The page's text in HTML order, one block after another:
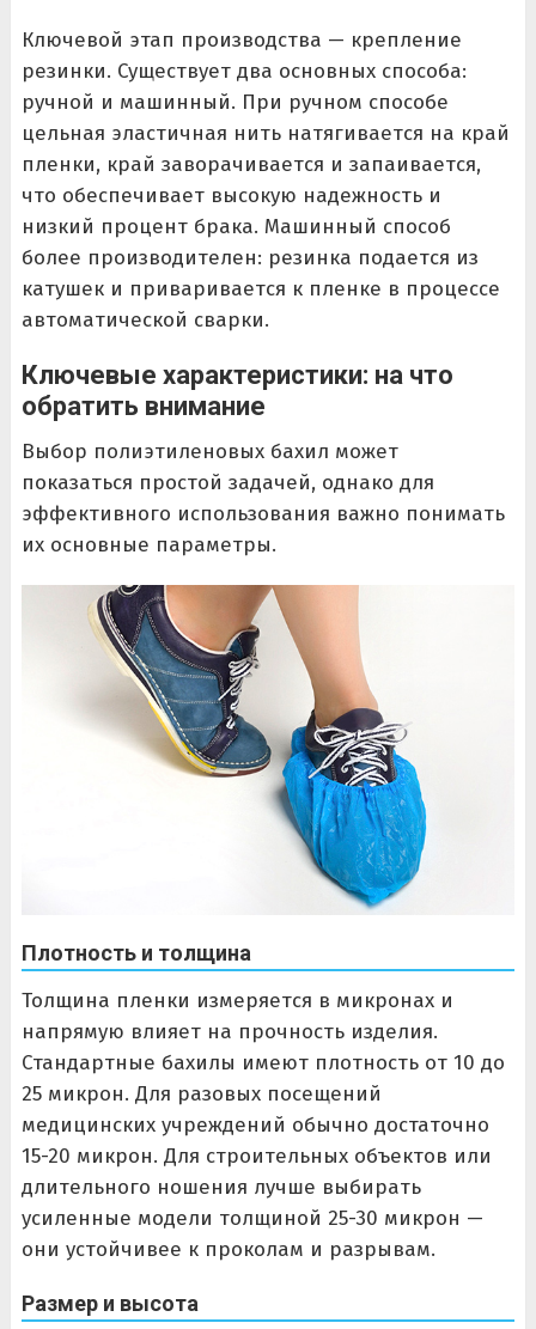
Ключевой этап производства — крепление
резинки. Существует два основных способа:
ручной и машинный. При ручном способе
цельная эластичная нить натягивается на край
пленки, край заворачивается и запаивается,
что обеспечивает высокую надежность и
низкий процент брака. Машинный способ
более производителен: резинка подается из
катушек и приваривается к пленке в процессе
автоматической сварки.
Ключевые характеристики: на что
обратить внимание
Выбор полиэтиленовых бахил может
показаться простой задачей, однако для
эффективного использования важно понимать
их основные параметры.
Плотность и толщина
Толщина пленки измеряется в микронах и
напрямую влияет на прочность изделия.
Стандартные бахилы имеют плотность от 10 до
25 микрон. Для разовых посещений
медицинских учреждений обычно достаточно
15-20 микрон. Для строительных объектов или
длительного ношения лучше выбирать
усиленные модели толщиной 25-30 микрон —
они устойчивее к проколам и разрывам.
Размер и высота